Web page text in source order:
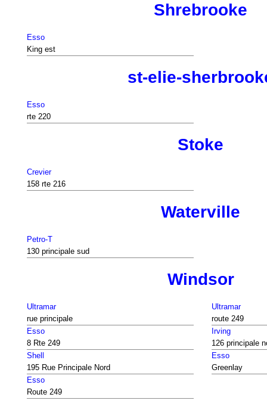
Shrebrooke
Esso
King est
st-elie-
Esso
rte 220
Stoke
Crevier
158 rte 216
Waterville
Petro-T
130 principale sud
Windsor
Ultramar
rue principale
Ultramar
route 249
Esso
8 Rte 249
Irving
126 principale
Shell
195 Rue Principale Nord
Esso
Greenlay
Esso
Route 249